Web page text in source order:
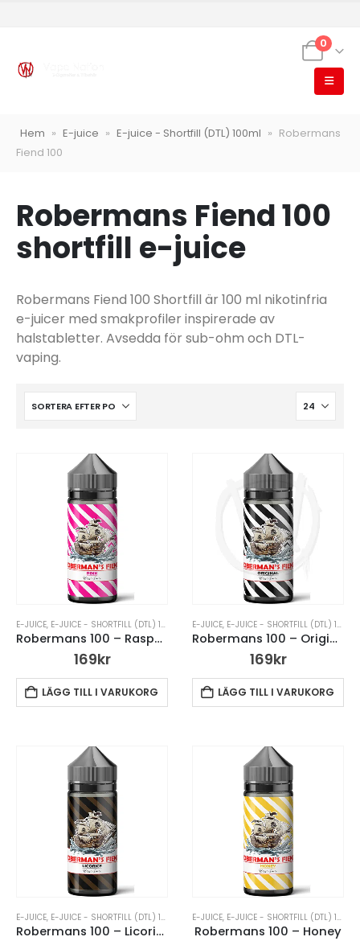
0
Hem » E-juice » E-juice - Shortfill (DTL) 100ml » Robermans
Fiend 100
Robermans Fiend 100
shortfill e-juice
Robermans Fiend 100 Shortfill är 100 ml nikotinfria
e-juicer med smakprofiler inspirerade av
halstabletter. Avsedda för sub-ohm och DTL-
vaping.
E-JUICE, E-JUICE - SHORTFILL (DTL) 100ML E-JUICE UTAN NIKOTIN,ROBERMANS FIEND
Robermans 100 – Raspberry
169kr
LÄGG TILL I VARUKORG
E-JUICE, E-JUICE - SHORTFILL (DTL) 100ML
Robermans 100 – Original
169kr
LÄGG TILL I VARUKORG
E-JUICE, E-JUICE - SHORTFILL (DTL) 100ML E-JUICE UTAN NIKOTIN,ROBERMANS FIEND
Robermans 100 – Licorice
E-JUICE, E-JUICE - SHORTFILL (DTL) 100ML
Robermans 100 – Honey
Leverans & frakt